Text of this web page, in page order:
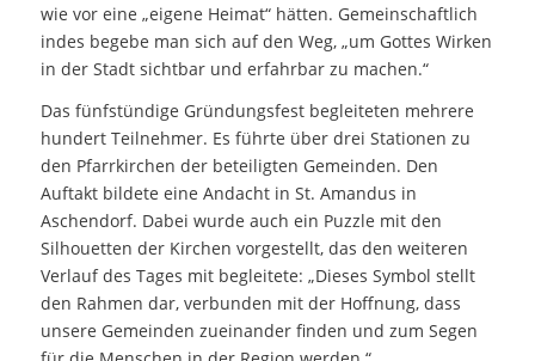
wie vor eine „eigene Heimat“ hätten. Gemeinschaftlich
indes begebe man sich auf den Weg, „um Gottes Wirken
in der Stadt sichtbar und erfahrbar zu machen.“
Das fünfstündige Gründungsfest begleiteten mehrere
hundert Teilnehmer. Es führte über drei Stationen zu
den Pfarrkirchen der beteiligten Gemeinden. Den
Auftakt bildete eine Andacht in St. Amandus in
Aschendorf. Dabei wurde auch ein Puzzle mit den
Silhouetten der Kirchen vorgestellt, das den weiteren
Verlauf des Tages mit begleitete: „Dieses Symbol stellt
den Rahmen dar, verbunden mit der Hoffnung, dass
unsere Gemeinden zueinander finden und zum Segen